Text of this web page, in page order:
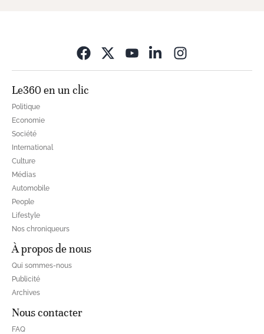
Le360 en un clic
Politique
Economie
Société
International
Culture
Médias
Automobile
People
Lifestyle
Nos chroniqueurs
À propos de nous
Qui sommes-nous
Publicité
Archives
Nous contacter
FAQ